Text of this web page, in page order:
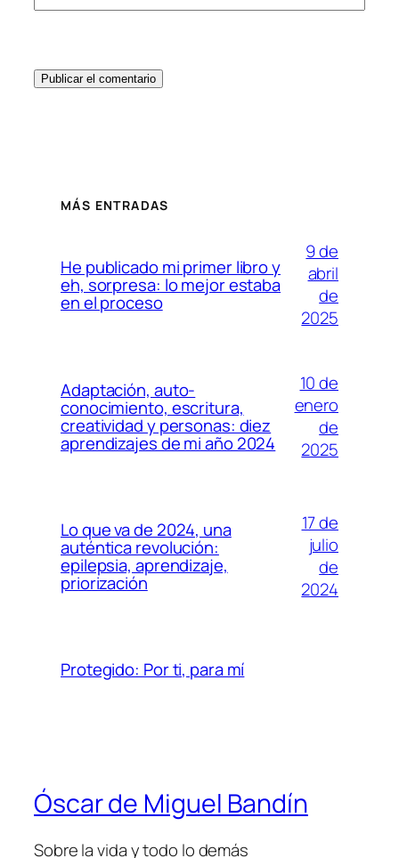
MÁS ENTRADAS
He publicado mi primer libro y
eh, sorpresa: lo mejor estaba
en el proceso
9 de
abril
de
2025
Adaptación, auto-
conocimiento, escritura,
creatividad y personas: diez
aprendizajes de mi año 2024
10 de
enero
de
2025
Lo que va de 2024, una
auténtica revolución:
epilepsia, aprendizaje,
priorización
17 de
julio
de
2024
Protegido: Por ti, para mí
Óscar de Miguel Bandín
Sobre la vida y todo lo demás